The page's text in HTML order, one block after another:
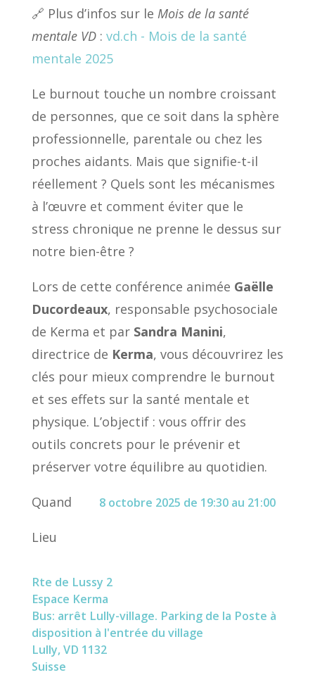
🔗 Plus d’infos sur le Mois de la santé
mentale VD: vd.ch - Mois de la santé
mentale 2025
Le burnout touche un nombre croissant
de personnes, que ce soit dans la sphère
professionnelle, parentale ou chez les
proches aidants. Mais que signifie-t-il
réellement ? Quels sont les mécanismes
à l’œuvre et comment éviter que le
stress chronique ne prenne le dessus sur
notre bien-être ?
Lors de cette conférence animée Gaëlle
Ducordeaux, responsable psychosociale
de Kerma et par Sandra Manini,
directrice de Kerma, vous découvrirez les
clés pour mieux comprendre le burnout
et ses effets sur la santé mentale et
physique. L’objectif : vous offrir des
outils concrets pour le prévenir et
préserver votre équilibre au quotidien.
Quand 8 octobre 2025 de 19:30 au 21:00
Lieu
Rte de Lussy 2
Espace Kerma
Bus: arrêt Lully-village. Parking de la Poste à
disposition à l'entrée du village
Lully,VD 1132
Suisse